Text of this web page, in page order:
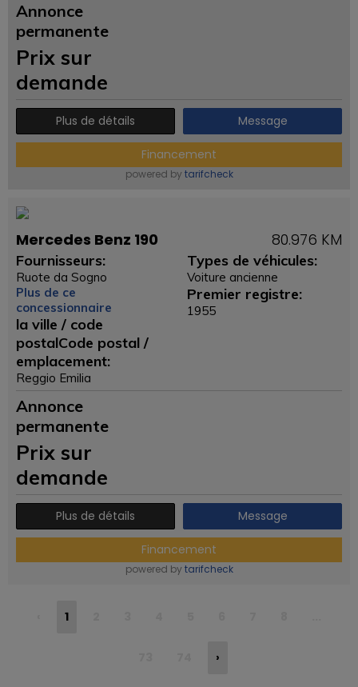
Annonce
permanente
Prix ​​sur
demande
Plus de détails Message
Financement
powered by tarifcheck
Mercedes Benz 190 80.976 KM
Fournisseurs:
Ruote da Sogno
Plus de ce
concessionnaire
la ville / code
postalCode postal /
emplacement:
Reggio Emilia
Types de véhicules:
Voiture ancienne
Premier registre:
1955
Annonce
permanente
Prix ​​sur
demande
Plus de détails Message
Financement
powered by tarifcheck
1
›